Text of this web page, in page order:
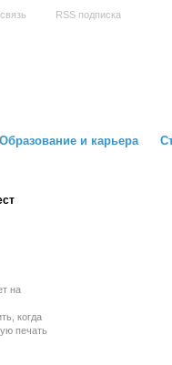
RSS подписка
Образование и карьера
на
когда
печать